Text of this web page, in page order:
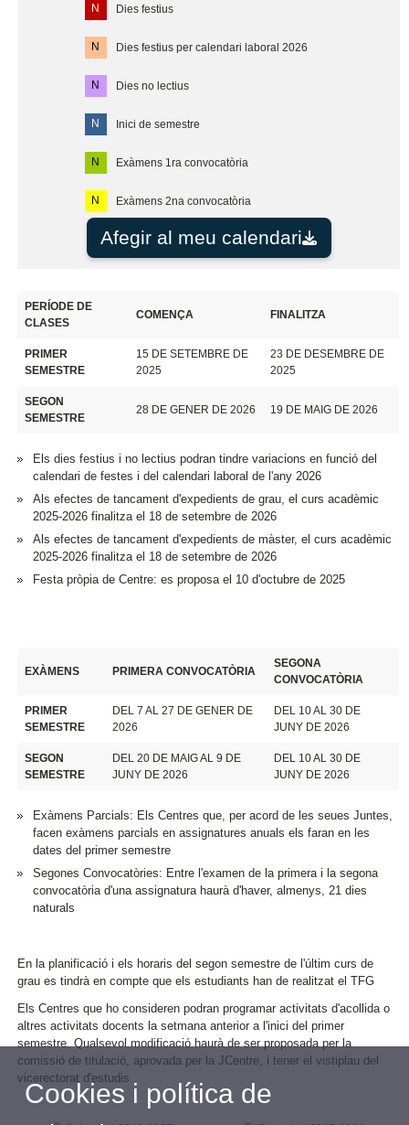
N Dies festius
N Dies festius per calendari laboral 2026
N Dies no lectius
N Inici de semestre
N Exàmens 1ra convocatòria
N Exàmens 2na convocatòria
Afegir al meu calendari
PERÍODE DE
CLASES
COMENÇA FINALITZA
PRIMER
SEMESTRE
15 DE SETEMBRE DE
2025
23 DE DESEMBRE DE
2025
SEGON
SEMESTRE
28 DE GENER DE 2026 19 DE MAIG DE 2026
Els dies festius i no lectius podran tindre variacions en funció del
calendari de festes i del calendari laboral de l'any 2026
Als efectes de tancament d'expedients de grau, el curs acadèmic
2025-2026 finalitza el 18 de setembre de 2026
Als efectes de tancament d'expedients de màster, el curs acadèmic
2025-2026 finalitza el 18 de setembre de 2026
Festa pròpia de Centre: es proposa el 10 d'octubre de 2025
EXÀMENS PRIMERA CONVOCATÒRIA
SEGONA
CONVOCATÒRIA
PRIMER
SEMESTRE
DEL 7 AL 27 DE GENER DE
2026
DEL 10 AL 30 DE
JUNY DE 2026
SEGON
SEMESTRE
DEL 20 DE MAIG AL 9 DE
JUNY DE 2026
DEL 10 AL 30 DE
JUNY DE 2026
Exàmens Parcials: Els Centres que, per acord de les seues Juntes,
facen exàmens parcials en assignatures anuals els faran en les
dates del primer semestre
Segones Convocatòries: Entre l'examen de la primera i la segona
convocatòria d'una assignatura haurà d'haver, almenys, 21 dies
naturals
En la planificació i els horaris del segon semestre de l'últim curs de
grau es tindrà en compte que els estudiants han de realitzat el TFG
Els Centres que ho consideren podran programar activitats d'acollida o
altres activitats docents la setmana anterior a l'inici del primer
semestre. Qualsevol modificació haurà de ser proposada per la
comissió de titulació, aprovada per la JCentre, i tener el vistiplau del
vicerectorat d'estudis
Cookies i política de